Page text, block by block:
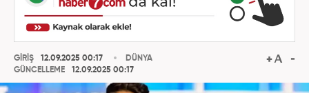
GİRİŞ
12.09.2025 00:17
GÜNCELLEME
12.09.2025 00:17
DÜNYA